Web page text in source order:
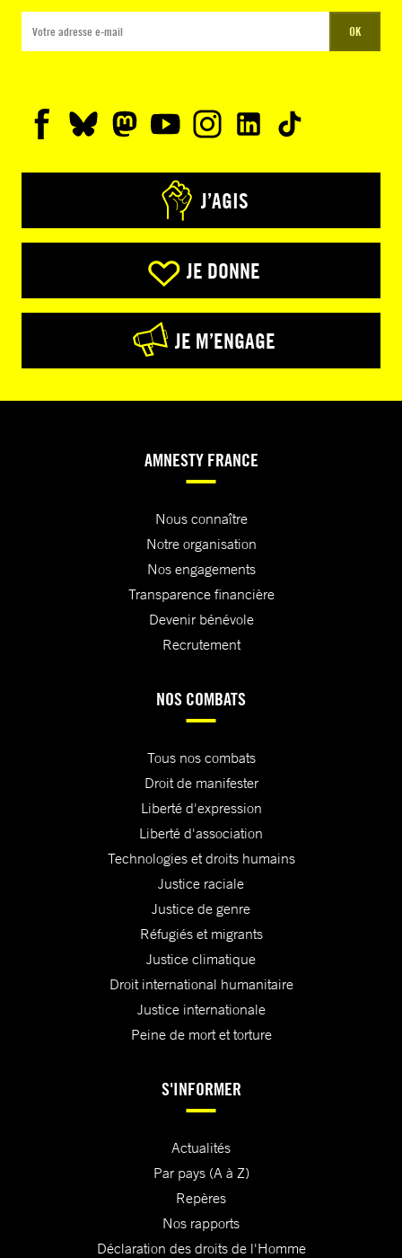
OK
J’AGIS
JE DONNE
JE M’ENGAGE
AMNESTY FRANCE
Nous connaître
Notre organisation
Nos engagements
Transparence financière
Devenir bénévole
Recrutement
NOS COMBATS
Tous nos combats
Droit de manifester
Liberté d'expression
Liberté d'association
Technologies et droits humains
Justice raciale
Justice de genre
Réfugiés et migrants
Justice climatique
Droit international humanitaire
Justice internationale
Peine de mort et torture
S'INFORMER
Actualités
Par pays (A à Z)
Repères
Nos rapports
Déclaration des droits de l'Homme